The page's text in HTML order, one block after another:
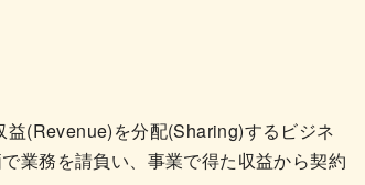
(Revenue)を分配(Sharing)するビジネ
業務を請負い、事業で得た収益から契約